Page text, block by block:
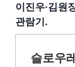
이진우·김원
관람기.
슬로우